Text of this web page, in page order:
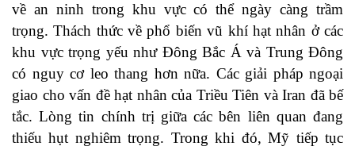
về an ninh trong khu vực có thể ngày càng trầm
trọng. Thách thức về phổ biến vũ khí hạt nhân ở các
khu vực trọng yếu như Đông Bắc Á và Trung Đông
có nguy cơ leo thang hơn nữa. Các giải pháp ngoại
giao cho vấn đề hạt nhân của Triều Tiên và Iran đã bế
tắc. Lòng tin chính trị giữa các bên liên quan đang
thiếu hụt nghiêm trọng. Trong khi đó, Mỹ tiếp tục